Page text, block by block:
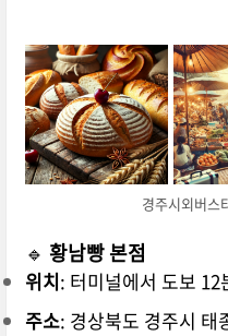
경주시외버스
🔹 황남빵 본점
위치: 터미널에서 도보 12
주소: 경상북도 경주시 태